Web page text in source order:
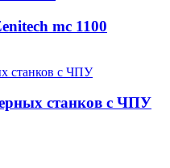
mc 1100
станков с ЧПУ